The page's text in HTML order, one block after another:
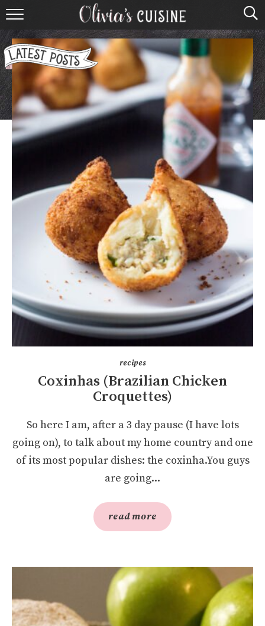
home
about olivia
contact
browse recipes
cuisine
holidays
shop
recipes
Coxinhas (Brazilian Chicken
Croquettes)
So here I am, after a 3 day pause (I have lots
going on), to talk about my home country and one
of its most popular dishes: the coxinha.You guys
are going...
read more